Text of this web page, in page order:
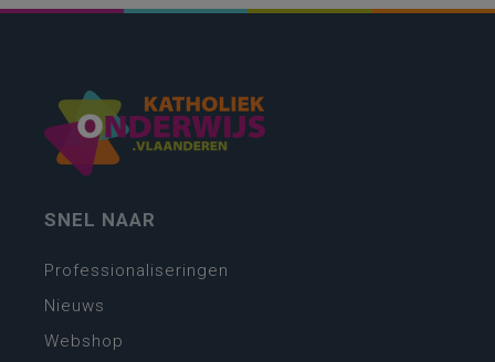
SNEL NAAR
Professionaliseringen
Nieuws
Webshop